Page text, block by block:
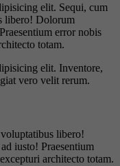
elit. Sequi, cum
libero! Dolorum
error nobis
totam.
elit. Inventore,
vero velit rerum.
libero!
iusto! Praesentium
architecto totam.